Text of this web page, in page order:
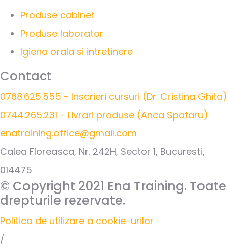
Produse cabinet
Produse laborator
Igiena orala si intretinere
Contact
0768.625.555 - Inscrieri cursuri (Dr. Cristina Ghita)
0744.265.231 - Livrari produse (Anca Spataru)
enatraining.office@gmail.com
Calea Floreasca, Nr. 242H, Sector 1, Bucuresti,
014475
© Copyright 2021 Ena Training. Toate
drepturile rezervate.
Politica de utilizare a cookie-urilor
/